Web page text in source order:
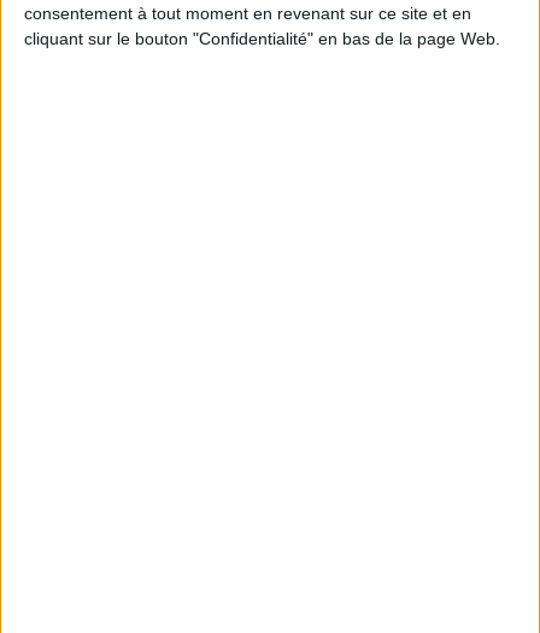
consentement à tout moment en revenant sur ce site et en
cliquant sur le bouton "Confidentialité" en bas de la page Web.